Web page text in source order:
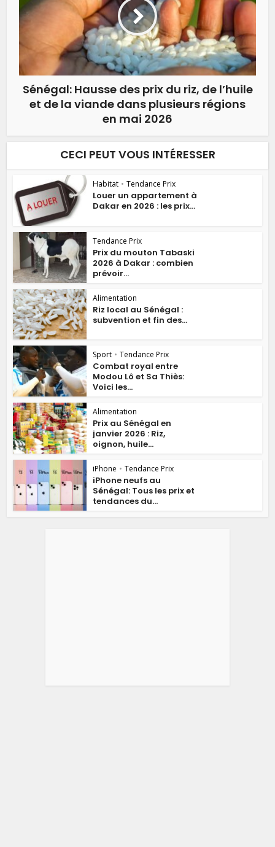
Sénégal: Hausse des prix du riz, de l’huile
et de la viande dans plusieurs régions
en mai 2026
CECI PEUT VOUS INTÉRESSER
Habitat • Tendance Prix
Louer un appartement à
Dakar en 2026 : les prix...
Tendance Prix
Prix du mouton Tabaski
2026 à Dakar : combien
prévoir...
Alimentation
Riz local au Sénégal :
subvention et fin des...
Sport • Tendance Prix
Combat royal entre
Modou Lô et Sa Thiès:
Voici les...
Alimentation
Prix au Sénégal en
janvier 2026 : Riz,
oignon, huile...
iPhone • Tendance Prix
iPhone neufs au
Sénégal: Tous les prix et
tendances du...